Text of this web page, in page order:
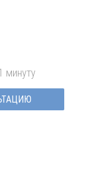
минуту